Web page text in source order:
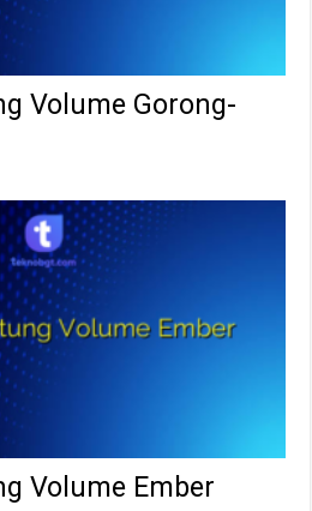
Volume Gorong-
Volume Ember